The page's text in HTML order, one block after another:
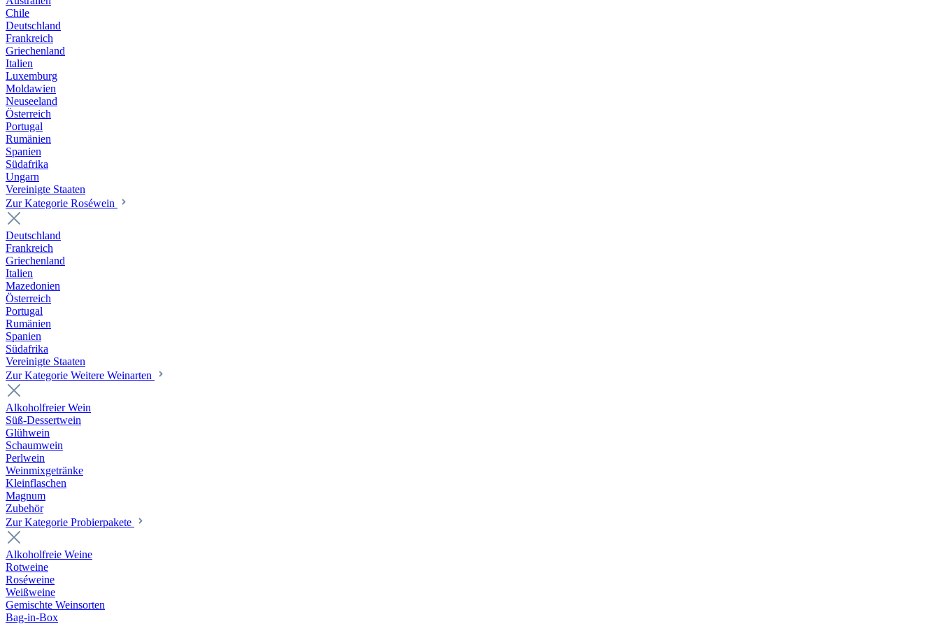
Chile
Deutschland
Frankreich
Griechenland
Italien
Luxemburg
Moldawien
Neuseeland
Österreich
Portugal
Rumänien
Spanien
Südafrika
Ungarn
Vereinigte Staaten
Zur Kategorie Roséwein
Deutschland
Frankreich
Griechenland
Italien
Mazedonien
Österreich
Portugal
Rumänien
Spanien
Südafrika
Vereinigte Staaten
Zur Kategorie Weitere Weinarten
Alkoholfreier Wein
Süß-Dessertwein
Glühwein
Schaumwein
Perlwein
Weinmixgetränke
Kleinflaschen
Magnum
Zubehör
Zur Kategorie Probierpakete
Alkoholfreie Weine
Rotweine
Roséweine
Weißweine
Gemischte Weinsorten
Bag-in-Box